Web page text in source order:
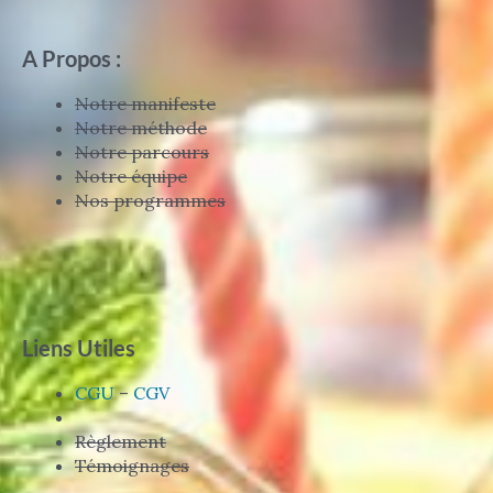
A Propos :
Notre manifeste
Notre méthode
Notre parcours
Notre équipe
Nos programmes
Liens Utiles
CGU–CGV
Règlement
Témoignages